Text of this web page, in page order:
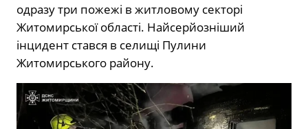
одразу три пожежі в житловому секторі
Житомирської області. Найсерйозніший
інцидент стався в селищі Пулини
Житомирського району.